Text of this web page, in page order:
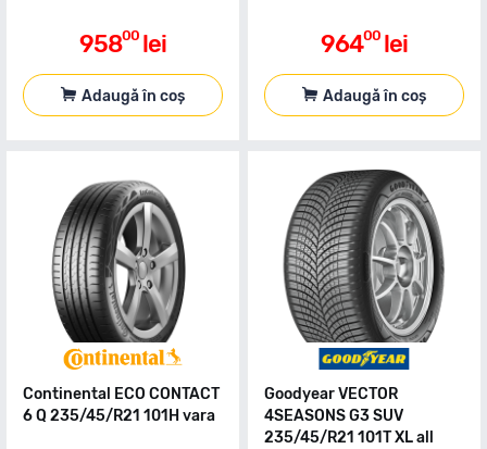
95800 lei
Adaugă în coș
96400 lei
Adaugă în coș
Continental ECO CONTACT
6 Q 235/45/R21 101H vara
Goodyear VECTOR
4SEASONS G3 SUV
235/45/R21 101T XL all